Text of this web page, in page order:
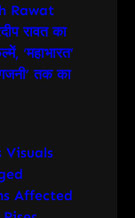
Rawat
रावत का
‘महाभारत’
तक का
Visuals
Affected